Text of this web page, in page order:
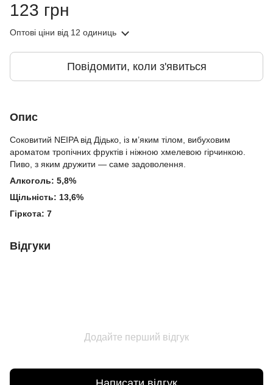
123 грн
Оптові ціни від 12 одиниць
Повідомити, коли з'явиться
Опис
Cоковитий NEIPA від Дідько, із м’яким тілом, вибуховим
ароматом тропічних фруктів і ніжною хмелевою гірчинкою.
Пиво, з яким дружити — саме задоволення.
Алкоголь: 5,8%
Щільність: 13,6%
Гіркота: 7
Відгуки
Додайте перший відгук